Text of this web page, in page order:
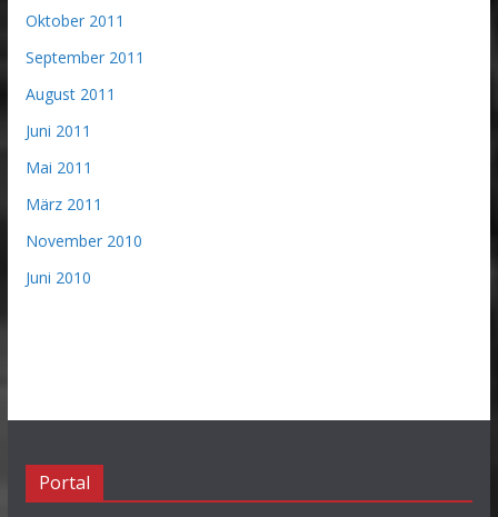
Oktober 2011
September 2011
August 2011
Juni 2011
Mai 2011
März 2011
November 2010
Juni 2010
Portal